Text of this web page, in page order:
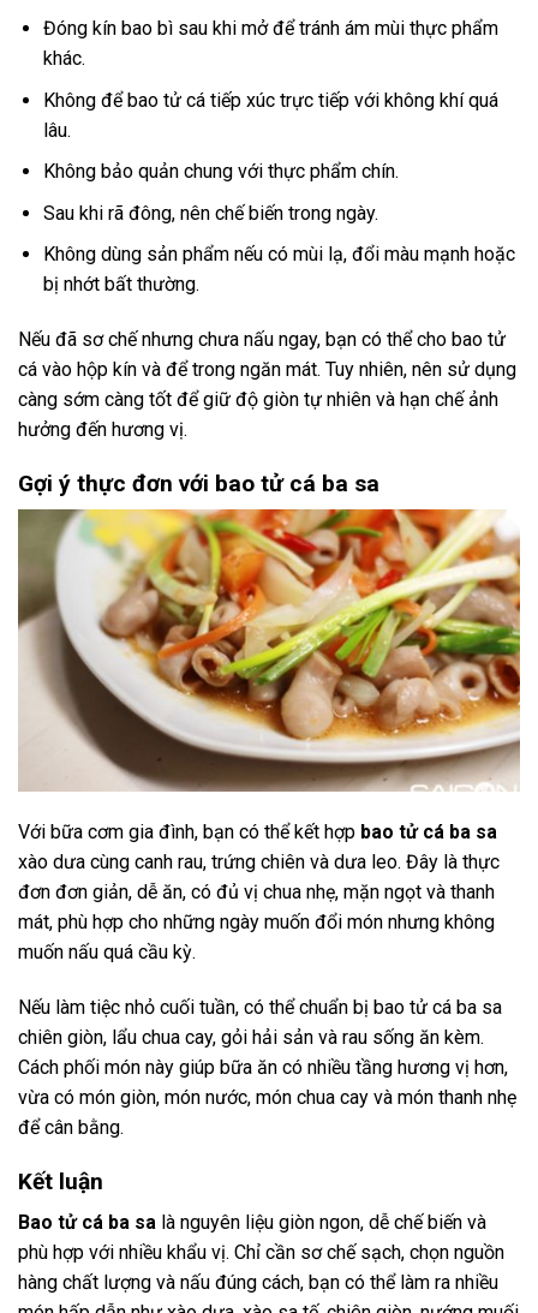
Đóng kín bao bì sau khi mở để tránh ám mùi thực phẩm
khác.
Không để bao tử cá tiếp xúc trực tiếp với không khí quá
lâu.
Không bảo quản chung với thực phẩm chín.
Sau khi rã đông, nên chế biến trong ngày.
Không dùng sản phẩm nếu có mùi lạ, đổi màu mạnh hoặc
bị nhớt bất thường.
Nếu đã sơ chế nhưng chưa nấu ngay, bạn có thể cho bao tử
cá vào hộp kín và để trong ngăn mát. Tuy nhiên, nên sử dụng
càng sớm càng tốt để giữ độ giòn tự nhiên và hạn chế ảnh
hưởng đến hương vị.
Gợi ý thực đơn với bao tử cá ba sa
Với bữa cơm gia đình, bạn có thể kết hợp bao tử cá ba sa
xào dưa cùng canh rau, trứng chiên và dưa leo. Đây là thực
đơn đơn giản, dễ ăn, có đủ vị chua nhẹ, mặn ngọt và thanh
mát, phù hợp cho những ngày muốn đổi món nhưng không
muốn nấu quá cầu kỳ.
Nếu làm tiệc nhỏ cuối tuần, có thể chuẩn bị bao tử cá ba sa
chiên giòn, lẩu chua cay, gỏi hải sản và rau sống ăn kèm.
Cách phối món này giúp bữa ăn có nhiều tầng hương vị hơn,
vừa có món giòn, món nước, món chua cay và món thanh nhẹ
để cân bằng.
Kết luận
Bao tử cá ba sa là nguyên liệu giòn ngon, dễ chế biến và
phù hợp với nhiều khẩu vị. Chỉ cần sơ chế sạch, chọn nguồn
hàng chất lượng và nấu đúng cách, bạn có thể làm ra nhiều